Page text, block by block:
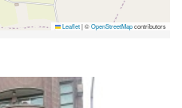
3房
5房以上
Leaflet|©OpenStreetMapcontributors